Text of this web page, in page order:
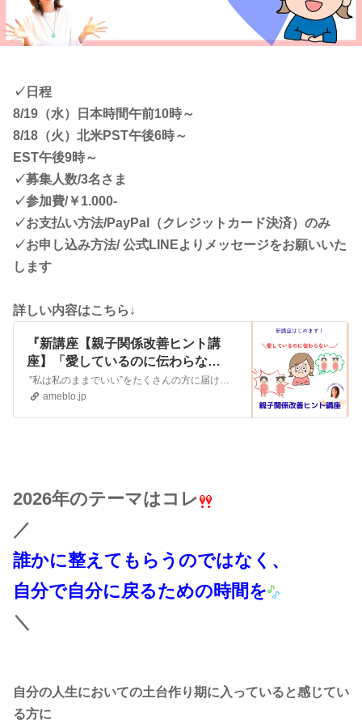
✓日程
8/19（水）日本時間午前10時～
8/18（火）北米PST午後6時～
EST午後9時～
✓募集人数/3名さま
✓参加費/￥1.000-
✓お支払い方法/PayPal（クレジットカード決済）のみ
✓お申し込み方法/ 公式LINEよりメッセージをお願いいた
します
詳しい内容はこちら↓
『新講座【親子関係改善ヒント講
座】「愛しているのに伝わらな
い…」ジレンマを抱えたママへ』”私は私のままでいい”をたくさんの方に届けたい TCマスタートレーナー＆カラーセラピストかわさき かおるですいつも色と心のいろいろな話をお読みいただきありが…
ameblo.jp
2026年のテーマはコレ
／
誰かに整えてもらうのではなく、
自分で自分に戻るための時間を
＼
自分の人生においての土台作り期に入っていると感じてい
る方に